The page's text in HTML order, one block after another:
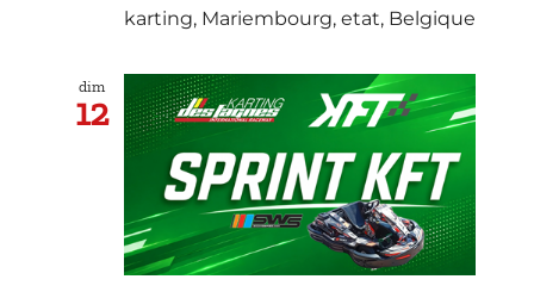
karting, Mariembourg, etat, Belgique
dim
12